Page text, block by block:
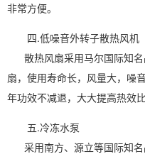
非常方便。
四.低噪音外转子散热风机
散热风扇采用马尔国际知名
扇，使用寿命长，风量大，噪
年功效不减退，大大提高热效比
五.冷冻水泵
采用南方、源立等国际知名